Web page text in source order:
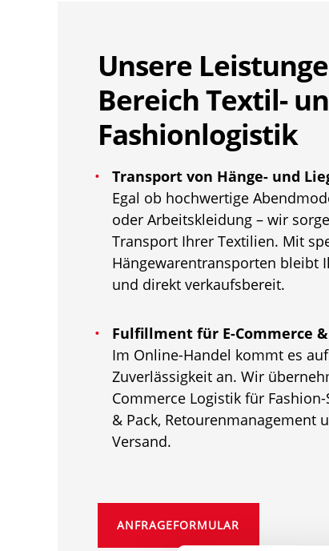
Unsere
Bereich Textil-
Fashionlogistik
Transport von Hänge- und
Egal ob hochwertige
oder Arbeitskleidung – wir
Transport Ihrer Textilien. Mit
Hängewarentransporten bleibt
und direkt verkaufsbereit.
Fulfillment für E-Commerce
Im Online-Handel kommt es
Zuverlässigkeit an. Wir
Commerce Logistik für
& Pack, Retourenmanagement
Versand.
ANFRAGEFORMULAR